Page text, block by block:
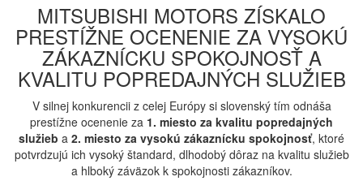
MITSUBISHI MOTORS ZÍSKALO
PRESTÍŽNE OCENENIE ZA VYSOKÚ
ZÁKAZNÍCKU SPOKOJNOSŤ A
KVALITU POPREDAJNÝCH SLUŽIEB
V silnej konkurencii z celej Európy si slovenský tím odnáša
prestížne ocenenie za 1. miesto za kvalitu popredajných
služieb a 2. miesto za vysokú zákaznícku spokojnosť, ktoré
potvrdzujú ich vysoký štandard, dlhodobý dôraz na kvalitu služieb
a hlboký záväzok k spokojnosti zákazníkov.